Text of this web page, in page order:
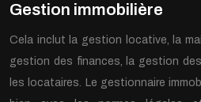
Gestion immobilière
Cela inclut la gestion locative, la
gestion des finances, la gestion
les locataires. Le gestionnaire